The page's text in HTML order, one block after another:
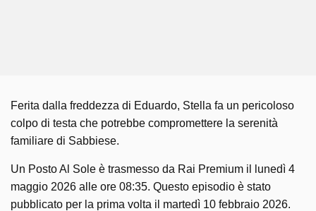
Ferita dalla freddezza di Eduardo, Stella fa un pericoloso
colpo di testa che potrebbe compromettere la serenità
familiare di Sabbiese.
Un Posto Al Sole è trasmesso da Rai Premium il lunedì 4
maggio 2026 alle ore 08:35. Questo episodio è stato
pubblicato per la prima volta il martedì 10 febbraio 2026.